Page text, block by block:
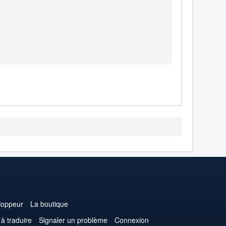
La boutique
traduire Signaler un problème Connexion